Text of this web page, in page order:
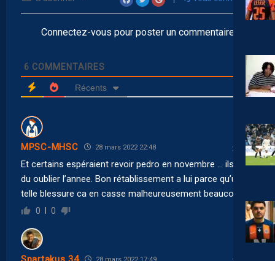
Connectez-vous pour poster un commentaire
6 COMMENTAIRES
Récents
MPSC-MHSC 28 mars 2022 22:48
Et certains espéraient revoir pedro en novembre … ils ont
du oublier l’annee. Bon rétablissement a lui parce qu’une
telle blessure ca en casse malheureusement beaucoup
0 0
28 mars 2022 17:49